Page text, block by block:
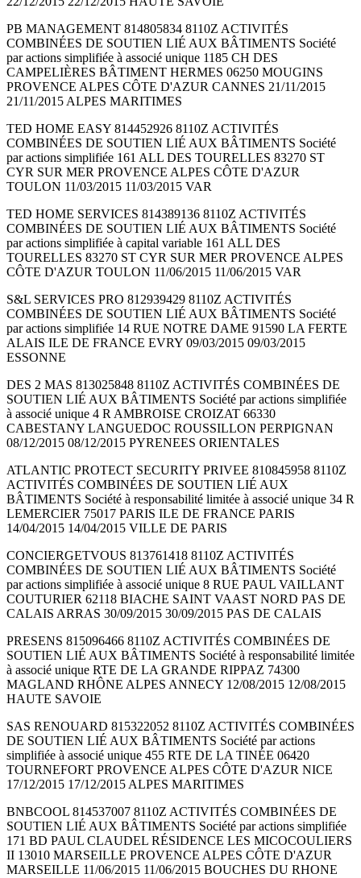
PB MANAGEMENT 814805834 8110Z ACTIVITÉS
COMBINÉES DE SOUTIEN LIÉ AUX BÂTIMENTS Société
par actions simplifiée à associé unique 1185 CH DES
CAMPELIÈRES BÂTIMENT HERMES 06250 MOUGINS
PROVENCE ALPES CÔTE D'AZUR CANNES 21/11/2015
21/11/2015 ALPES MARITIMES
TED HOME EASY 814452926 8110Z ACTIVITÉS
COMBINÉES DE SOUTIEN LIÉ AUX BÂTIMENTS Société
par actions simplifiée 161 ALL DES TOURELLES 83270 ST
CYR SUR MER PROVENCE ALPES CÔTE D'AZUR
TOULON 11/03/2015 11/03/2015 VAR
TED HOME SERVICES 814389136 8110Z ACTIVITÉS
COMBINÉES DE SOUTIEN LIÉ AUX BÂTIMENTS Société
par actions simplifiée à capital variable 161 ALL DES
TOURELLES 83270 ST CYR SUR MER PROVENCE ALPES
CÔTE D'AZUR TOULON 11/06/2015 11/06/2015 VAR
S&L SERVICES PRO 812939429 8110Z ACTIVITÉS
COMBINÉES DE SOUTIEN LIÉ AUX BÂTIMENTS Société
par actions simplifiée 14 RUE NOTRE DAME 91590 LA FERTE
ALAIS ILE DE FRANCE EVRY 09/03/2015 09/03/2015
ESSONNE
DES 2 MAS 813025848 8110Z ACTIVITÉS COMBINÉES DE
SOUTIEN LIÉ AUX BÂTIMENTS Société par actions simplifiée
à associé unique 4 R AMBROISE CROIZAT 66330
CABESTANY LANGUEDOC ROUSSILLON PERPIGNAN
08/12/2015 08/12/2015 PYRENEES ORIENTALES
ATLANTIC PROTECT SECURITY PRIVEE 810845958 8110Z
ACTIVITÉS COMBINÉES DE SOUTIEN LIÉ AUX
BÂTIMENTS Société à responsabilité limitée à associé unique 34 R
LEMERCIER 75017 PARIS ILE DE FRANCE PARIS
14/04/2015 14/04/2015 VILLE DE PARIS
CONCIERGETVOUS 813761418 8110Z ACTIVITÉS
COMBINÉES DE SOUTIEN LIÉ AUX BÂTIMENTS Société
par actions simplifiée à associé unique 8 RUE PAUL VAILLANT
COUTURIER 62118 BIACHE SAINT VAAST NORD PAS DE
CALAIS ARRAS 30/09/2015 30/09/2015 PAS DE CALAIS
PRESENS 815096466 8110Z ACTIVITÉS COMBINÉES DE
SOUTIEN LIÉ AUX BÂTIMENTS Société à responsabilité limitée
à associé unique RTE DE LA GRANDE RIPPAZ 74300
MAGLAND RHÔNE ALPES ANNECY 12/08/2015 12/08/2015
HAUTE SAVOIE
SAS RENOUARD 815322052 8110Z ACTIVITÉS COMBINÉES
DE SOUTIEN LIÉ AUX BÂTIMENTS Société par actions
simplifiée à associé unique 455 RTE DE LA TINÉE 06420
TOURNEFORT PROVENCE ALPES CÔTE D'AZUR NICE
17/12/2015 17/12/2015 ALPES MARITIMES
BNBCOOL 814537007 8110Z ACTIVITÉS COMBINÉES DE
SOUTIEN LIÉ AUX BÂTIMENTS Société par actions simplifiée
171 BD PAUL CLAUDEL RÉSIDENCE LES MICOCOULIERS
II 13010 MARSEILLE PROVENCE ALPES CÔTE D'AZUR
MARSEILLE 11/06/2015 11/06/2015 BOUCHES DU RHONE